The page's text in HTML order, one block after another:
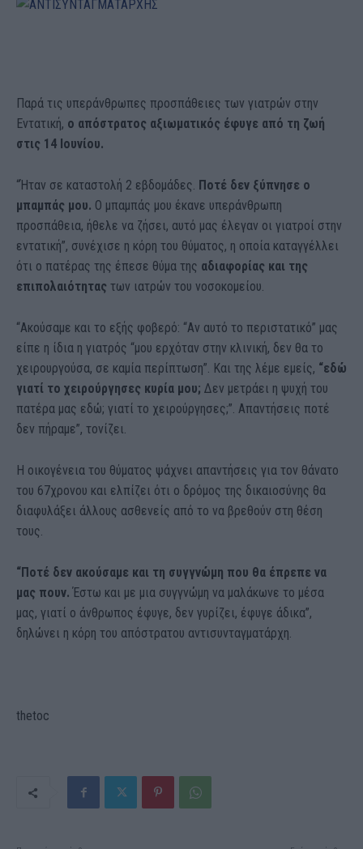
Παρά τις υπεράνθρωπες προσπάθειες των γιατρών στην
Εντατική, ο απόστρατος αξιωματικός έφυγε από τη ζωή
στις 14 Ιουνίου.
“Ήταν σε καταστολή 2 εβδομάδες. Ποτέ δεν ξύπνησε ο
μπαμπάς μου. Ο μπαμπάς μου έκανε υπεράνθρωπη
προσπάθεια, ήθελε να ζήσει, αυτό μας έλεγαν οι γιατροί στην
εντατική”, συνέχισε η κόρη του θύματος, η οποία καταγγέλλει
ότι ο πατέρας της έπεσε θύμα της αδιαφορίας και της
επιπολαιότητας των ιατρών του νοσοκομείου.
“Ακούσαμε και το εξής φοβερό: “Αν αυτό το περιστατικό” μας
είπε η ίδια η γιατρός “μου ερχόταν στην κλινική, δεν θα το
χειρουργούσα, σε καμία περίπτωση”. Και της λέμε εμείς, “εδώ
γιατί το χειρούργησες κυρία μου; Δεν μετράει η ψυχή του
πατέρα μας εδώ; γιατί το χειρούργησες;”. Απαντήσεις ποτέ
δεν πήραμε”, τονίζει.
Η οικογένεια του θύματος ψάχνει απαντήσεις για τον θάνατο
του 67χρονου και ελπίζει ότι ο δρόμος της δικαιοσύνης θα
διαφυλάξει άλλους ασθενείς από το να βρεθούν στη θέση
τους.
“Ποτέ δεν ακούσαμε και τη συγγνώμη που θα έπρεπε να
μας πουν.Έστω και με μια συγγνώμη να μαλάκωνε το μέσα
μας, γιατί ο άνθρωπος έφυγε, δεν γυρίζει, έφυγε άδικα”,
δηλώνει η κόρη του απόστρατου αντισυνταγματάρχη.
thetoc